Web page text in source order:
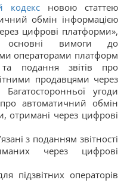
кодекс новою статтею
обмін інформацією
цифрові платформи»,
основні вимоги до
операторами платформ
та подання звітів про
продавцями через
угоди
автоматичний обмін
отримані через цифрові
з поданням звітності
через цифрові
підзвітних операторів